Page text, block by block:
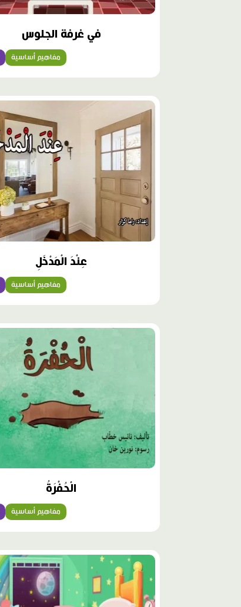
في غرفة الجلوس
مفاهيم أساسية
محتوى
مميّز
عِنْدَ الْمَدْخَلِ
مفاهيم أساسية
محتوى
الْحُفْرَةُ
مفاهيم أساسية
محتوى
مميّز